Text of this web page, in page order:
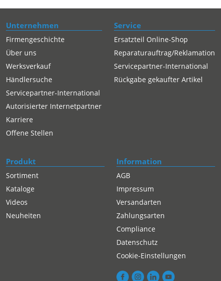
Unternehmen
Firmengeschichte
Über uns
Werksverkauf
Händlersuche
Servicepartner-International
Autorisierter Internetpartner
Karriere
Offene Stellen
Service
Ersatzteil Online-Shop
Reparaturauftrag/Reklamation
Servicepartner-International
Rückgabe gekaufter Artikel
Produkt
Sortiment
Kataloge
Videos
Neuheiten
Information
AGB
Impressum
Versandarten
Zahlungsarten
Compliance
Datenschutz
Cookie-Einstellungen